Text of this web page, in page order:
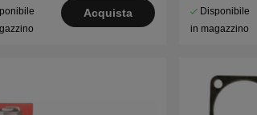
Acquista
Disponibile
in magazzino